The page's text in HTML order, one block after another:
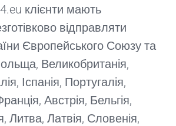
клієнти мають
відправляти
Європейського Союзу та
Великобританія,
Іспанія, Португалія,
Австрія, Бельгія,
Литва, Латвія, Словенія,